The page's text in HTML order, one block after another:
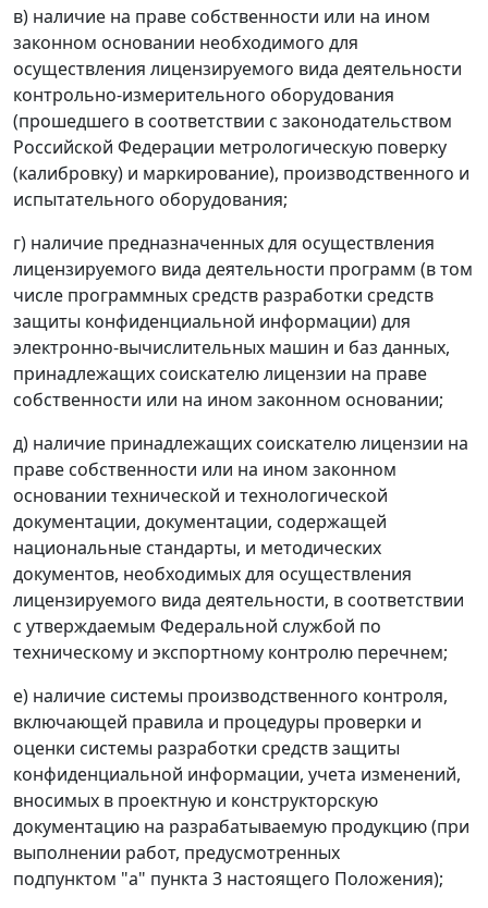
в) наличие на праве собственности или на ином
законном основании необходимого для
осуществления лицензируемого вида деятельности
контрольно-измерительного оборудования
(прошедшего в соответствии с законодательством
Российской Федерации метрологическую поверку
(калибровку) и маркирование), производственного и
испытательного оборудования;
г) наличие предназначенных для осуществления
лицензируемого вида деятельности программ (в том
числе программных средств разработки средств
защиты конфиденциальной информации) для
электронно-вычислительных машин и баз данных,
принадлежащих соискателю лицензии на праве
собственности или на ином законном основании;
д) наличие принадлежащих соискателю лицензии на
праве собственности или на ином законном
основании технической и технологической
документации, документации, содержащей
национальные стандарты, и методических
документов, необходимых для осуществления
лицензируемого вида деятельности, в соответствии
с утверждаемым Федеральной службой по
техническому и экспортному контролю перечнем;
е) наличие системы производственного контроля,
включающей правила и процедуры проверки и
оценки системы разработки средств защиты
конфиденциальной информации, учета изменений,
вносимых в проектную и конструкторскую
документацию на разрабатываемую продукцию (при
выполнении работ, предусмотренных
подпунктом "а" пункта 3 настоящего Положения);